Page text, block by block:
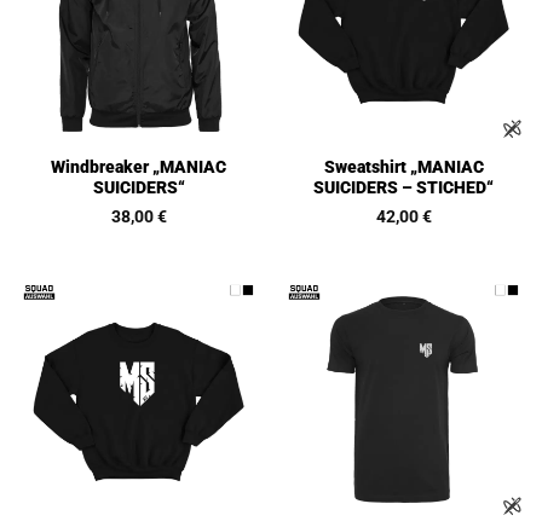
Windbreaker „MANIAC
SUICIDERS“
38,00€
Sweatshirt „MANIAC
SUICIDERS – STICHED“
42,00€